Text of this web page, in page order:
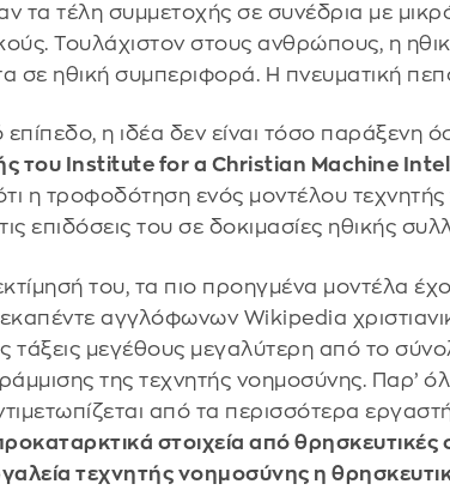
τα τέλη συμμετοχής σε συνέδρια με
Τουλάχιστον στους ανθρώπους, η
σε ηθική συμπεριφορά. Η πνευματική
επίπεδο, η ιδέα δεν είναι τόσο παράξενη
του Institute for a Christian Machine
η τροφοδότηση ενός μοντέλου
επιδόσεις του σε δοκιμασίες ηθικής
του, τα πιο προηγμένα μοντέλα
αγγλόφωνων Wikipedia
τάξεις μεγέθους μεγαλύτερη από το
της τεχνητής νοημοσύνης. Παρ’
από τα περισσότερα
στοιχεία από
τεχνητής νοημοσύνης η